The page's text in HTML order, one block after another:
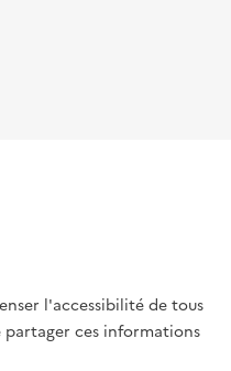
l'accessibilité de tous
partager ces informations